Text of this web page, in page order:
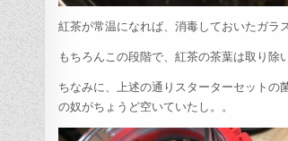
紅茶が常温になれば、消毒しておいたガラ
もちろんこの段階で、紅茶の茶葉は取り除
ちなみに、上述の通りスターターセット
の奴がちょうど空いていたし。。